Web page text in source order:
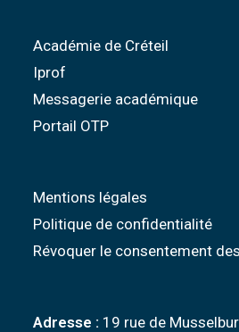
Académie de Créteil
Iprof
Messagerie académique
Portail OTP
Mentions légales
Politique de confidentialité
Révoquer le consentement
Adresse : 19 rue de